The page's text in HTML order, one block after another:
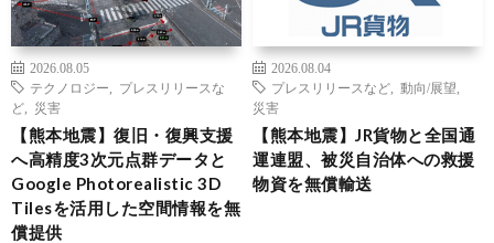
2026.08.05
テクノロジー
プレスリリースな
ど
災害
【熊本地震】復旧・復興支援
へ高精度3次元点群データと
Google Photorealistic 3D
Tilesを活用した空間情報を無
償提供
2026.08.04
プレスリリースなど
動向/展望
災害
【熊本地震】JR貨物と全国通
運連盟、被災自治体への救援
物資を無償輸送